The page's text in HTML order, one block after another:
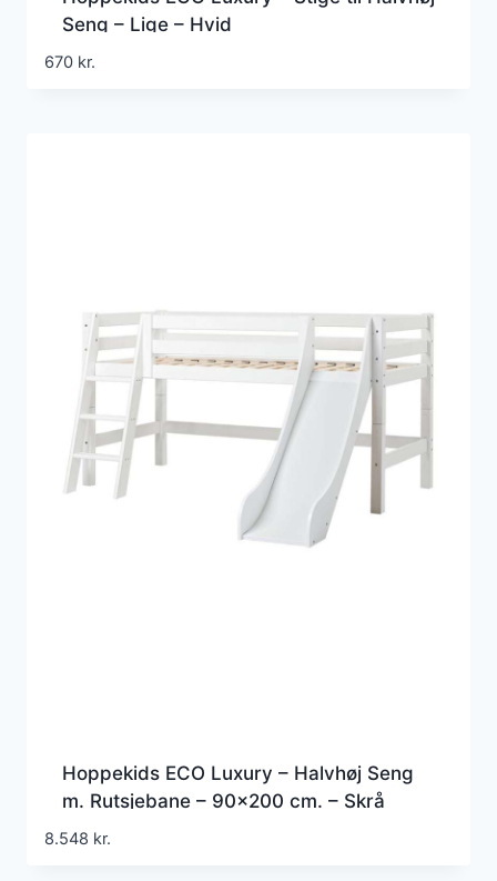
Seng – Lige – Hvid
670 kr.
Hoppekids ECO Luxury – Halvhøj Seng
m. Rutsjebane – 90×200 cm. – Skrå
Stige – Fleksibel Indlægsbund – Hvid
8.548 kr.